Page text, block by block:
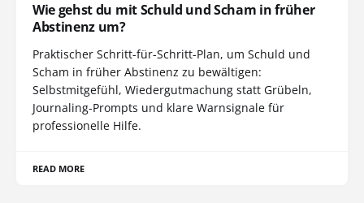
Wie gehst du mit Schuld und Scham in früher
Abstinenz um?
Praktischer Schritt-für-Schritt-Plan, um Schuld und
Scham in früher Abstinenz zu bewältigen:
Selbstmitgefühl, Wiedergutmachung statt Grübeln,
Journaling-Prompts und klare Warnsignale für
professionelle Hilfe.
READ MORE